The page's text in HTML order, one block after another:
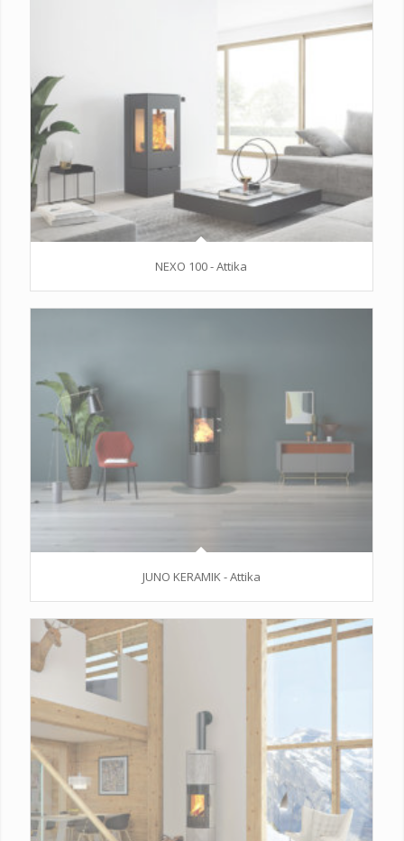
NEXO 100 - Attika
JUNO KERAMIK - Attika